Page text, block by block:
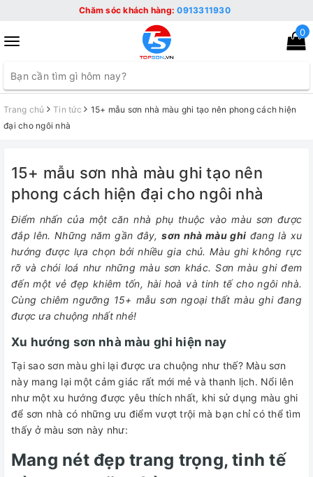
Chăm sóc khách hàng:0913311930
Toggle
0
Trang chủ Tin tức
15+ mẫu sơn nhà màu ghi tạo nên phong cách hiện
đại cho ngôi nhà
15+ mẫu sơn nhà màu ghi tạo nên
phong cách hiện đại cho ngôi nhà
Điểm nhấn của một căn nhà phụ thuộc vào màu sơn được
đắp lên. Những năm gần đây,sơn nhà màu ghi đang là xu
hướng được lựa chọn bởi nhiều gia chủ. Màu ghi không rực
rỡ và chói loá như những màu sơn khác. Sơn màu ghi đem
đến một vẻ đẹp khiêm tốn, hài hoà và tinh tế cho ngôi nhà.
Cùng chiêm ngưỡng 15+ mẫu sơn ngoại thất màu ghi đang
được ưa chuộng nhất nhé!
Xu hướng sơn nhà màu ghi hiện nay
Tại sao sơn màu ghi lại được ưa chuộng như thế? Màu sơn
này mang lại một cảm giác rất mới mẻ và thanh lịch. Nổi lên
như một xu hướng được yêu thích nhất, khi sử dụng màu ghi
để sơn nhà có những ưu điểm vượt trội mà bạn chỉ có thể tìm
thấy ở màu sơn này như:
Mang nét đẹp trang trọng, tinh tế